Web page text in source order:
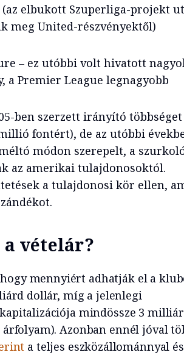
elbukott Szuperliga-projekt
meg United-részvényektől)
– ez utóbbi volt hivatott
a Premier League legnagyobb
ben szerzett irányító többséget
fontért), de az utóbbi
módon szerepelt, a
az amerikai tulajdonosoktól.
a tulajdonosi kör ellen,
vételár?
mennyiért adhatják el a
dollár, míg a jelenlegi
mindössze 3
Azonban ennél jóval
a teljes eszközállománnyal és